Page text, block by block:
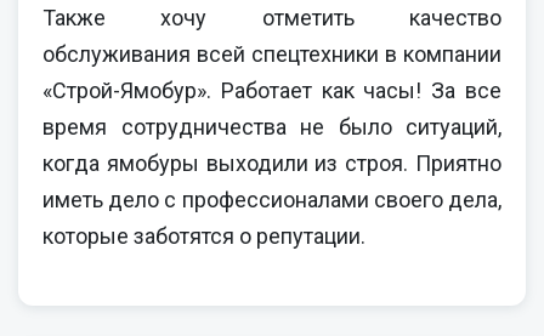
Также хочу отметить качество
обслуживания всей спецтехники в компании
«Строй-Ямобур». Работает как часы! За все
время сотрудничества не было ситуаций,
когда ямобуры выходили из строя. Приятно
иметь дело с профессионалами своего дела,
которые заботятся о репутации.